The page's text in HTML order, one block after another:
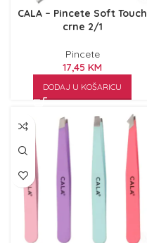
CALA – Pincete Soft Touch
crne 2/1
Pincete
17,45 KM
DODAJ U KOŠARICU